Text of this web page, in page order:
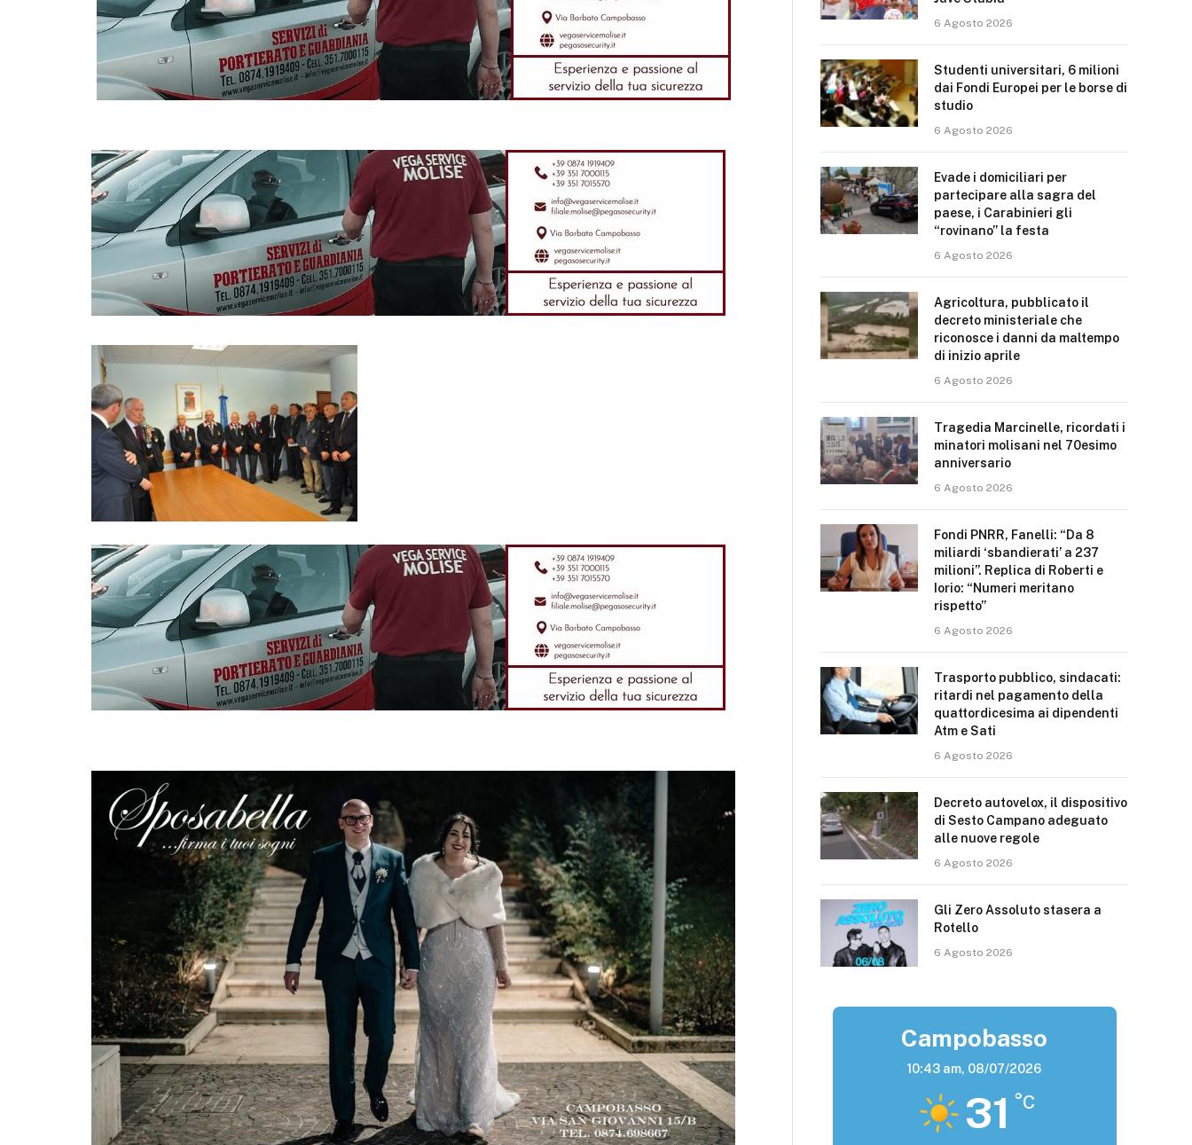
6 Agosto 2026
Studenti universitari, 6 milioni
dai Fondi Europei per le borse di
studio
6 Agosto 2026
Evade i domiciliari per
partecipare alla sagra del
paese, i Carabinieri gli
“rovinano” la festa
6 Agosto 2026
Agricoltura, pubblicato il
decreto ministeriale che
riconosce i danni da maltempo
di inizio aprile
6 Agosto 2026
Tragedia Marcinelle, ricordati i
minatori molisani nel 70esimo
anniversario
6 Agosto 2026
Fondi PNRR, Fanelli: “Da 8
miliardi ‘sbandierati’ a 237
milioni”. Replica di Roberti e
Iorio: “Numeri meritano
rispetto”
6 Agosto 2026
Trasporto pubblico, sindacati:
ritardi nel pagamento della
quattordicesima ai dipendenti
Atm e Sati
6 Agosto 2026
Decreto autovelox, il dispositivo
di Sesto Campano adeguato
alle nuove regole
6 Agosto 2026
Gli Zero Assoluto stasera a
Rotello
6 Agosto 2026
Campobasso
10:43 am, 08/07/2026
31 °C